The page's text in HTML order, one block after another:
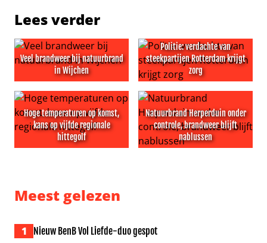
Lees verder
Veel brandweer bij natuurbrand
in Wijchen
Veel brandweer bij natuurbrand in Wijchen
Politie: verdachte van
steekpartijen Rotterdam krijgt
zorg
Politie: verdachte van
Hoge temperaturen op komst,
kans op vijfde regionale
hittegolf
Natuurbrand Herperduin onder
controle, brandweer blijft
nablussen
Meest gelezen
1 Nieuw BenB Vol Liefde-duo gespot